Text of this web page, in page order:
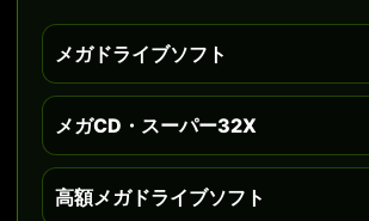
メガドライブソフト
メガCD・スーパー32X
高額メガドライブソフト